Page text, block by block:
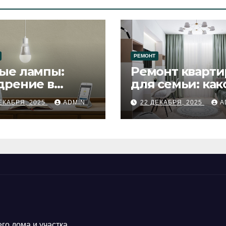
лампы:
в
ремонта
2025 ADMIN
РЕМОНТ
Ремонт
для семьи:
будет удобен
22 ДЕКАБРЯ, 2025